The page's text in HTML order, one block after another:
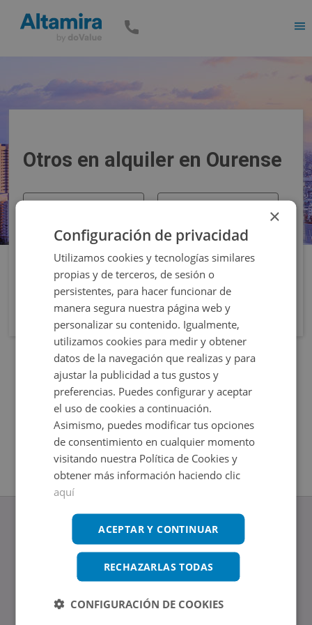
Otros en alquiler en Ourense
www.altamirainmuebles.com
Edificio Skylight
Tel.: 914 842 874
×
Configuración de privacidad
Utilizamos cookies y tecnologías similares
propias y de terceros, de sesión o
persistentes, para hacer funcionar de
manera segura nuestra página web y
personalizar su contenido. Igualmente,
utilizamos cookies para medir y obtener
datos de la navegación que realizas y para
ajustar la publicidad a tus gustos y
preferencias. Puedes configurar y aceptar
el uso de cookies a continuación.
Asimismo, puedes modificar tus opciones
de consentimiento en cualquier momento
visitando nuestra Política de Cookies y
obtener más información haciendo clic
aquí
ACEPTAR Y CONTINUAR
RECHAZARLAS TODAS
CONFIGURACIÓN DE COOKIES